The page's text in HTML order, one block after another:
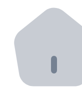
Distributeurs
Intégrez un
API Bitnovo
Intégrez notre